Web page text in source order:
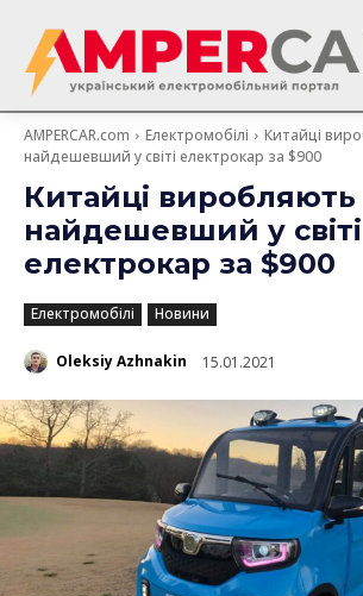
AMPERCAR.com Електромобілі
Китайці
найдешевший у світі електрокар за $900
Китайці виробляють
найдешевший у світі
електрокар за $900
Електромобілі Новини
Oleksiy Azhnakin 15.01.2021